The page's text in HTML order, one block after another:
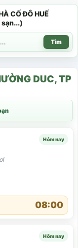
CỐ ĐÔ HUẾ
Tìm
DUC, TP
Hôm nay
08:00
Hôm nay